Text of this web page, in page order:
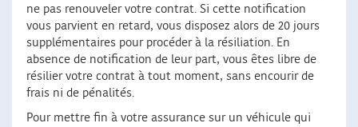
ne pas renouveler votre contrat. Si cette notification
vous parvient en retard, vous disposez alors de 20 jours
supplémentaires pour procéder à la résiliation. En
absence de notification de leur part, vous êtes libre de
résilier votre contrat à tout moment, sans encourir de
frais ni de pénalités.
Pour mettre fin à votre assurance sur un véhicule qui